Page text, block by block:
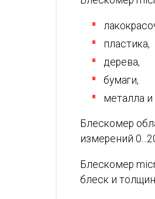
пластика,
дерева,
бумаги,
металла и
Блескомер
измерений
Блескомер
блеск и